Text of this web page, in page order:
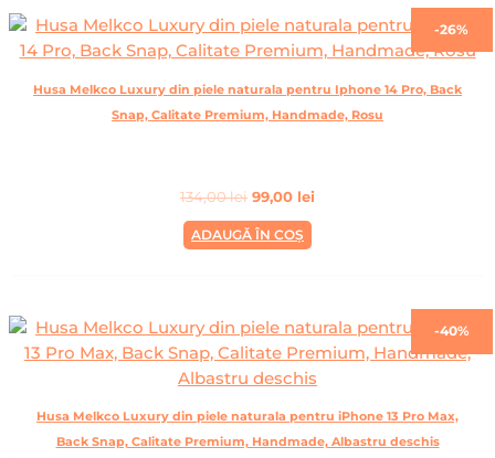
-26%
Husa Melkco Luxury din piele naturala pentru Iphone 14 Pro, Back
Snap, Calitate Premium, Handmade, Rosu
134,00lei 99,00 lei
ADAUGĂ ÎN COȘ
-40%
Husa Melkco Luxury din piele naturala pentru iPhone 13 Pro Max,
Back Snap, Calitate Premium, Handmade, Albastru deschis